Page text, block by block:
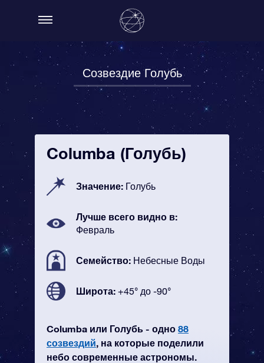
Созвездие Голубь
Columba (Голубь)
Значение: Голубь
Лучше всего видно в:
Февраль
Семейство: Небесные Воды
Широта: +45° до -90°
Columba или Голубь - одно 88
созвездий, на которые поделили
небо современные астрономы.